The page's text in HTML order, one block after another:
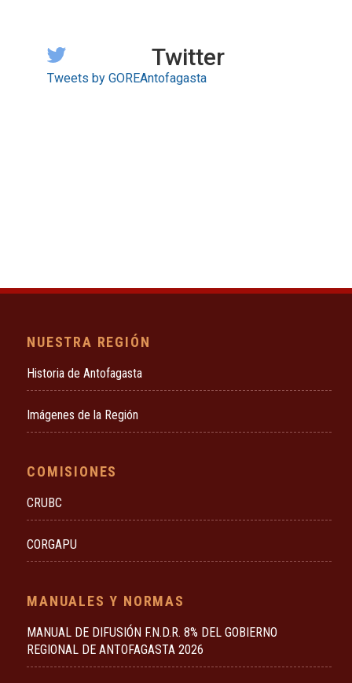
Twitter
Tweets by GOREAntofagasta
NUESTRA REGIÓN
Historia de Antofagasta
Imágenes de la Región
COMISIONES
CRUBC
CORGAPU
MANUALES Y NORMAS
MANUAL DE DIFUSIÓN F.N.D.R. 8% DEL GOBIERNO
REGIONAL DE ANTOFAGASTA 2026